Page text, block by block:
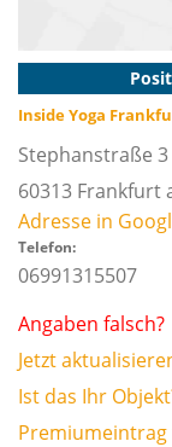
Inside Yoga
Stephanstraße 3
60313 Frankfurt
Adresse in
Telefon:
06991315507
Angaben falsch?
Jetzt
Ist das Ihr